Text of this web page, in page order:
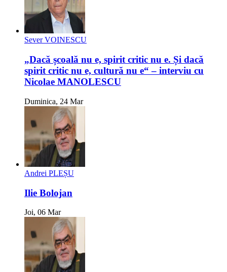
Sever VOINESCU
„Dacă școală nu e, spirit critic nu e. Și dacă
spirit critic nu e, cultură nu e“ – interviu cu
Nicolae MANOLESCU
Duminica, 24 Mar
Andrei PLEȘU
Ilie Bolojan
Joi, 06 Mar